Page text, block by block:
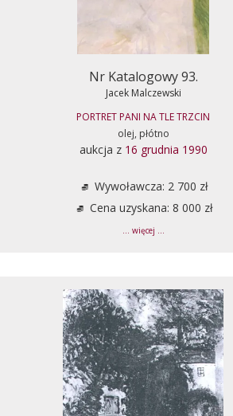
Nr Katalogowy 93.
Jacek Malczewski
PORTRET PANI NA TLE TRZCIN
olej, płótno
aukcja z 16 grudnia 1990
Wywoławcza: 2 700 zł
Cena uzyskana: 8 000 zł
... więcej ...